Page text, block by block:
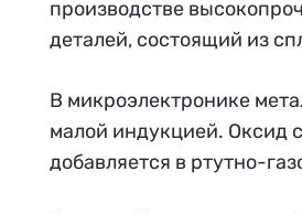
производстве
деталей, состоящий из
В микроэлектронике
малой индукцией. Оксид
добавляется в ртутно-